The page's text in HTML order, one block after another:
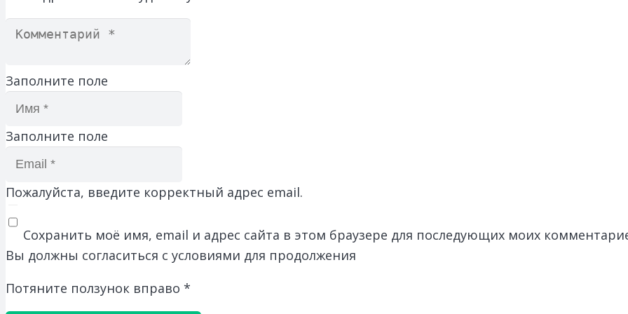
Заполните поле
Заполните поле
Пожалуйста, введите корректный адрес email.
Сохранить моё имя, email и адрес сайта в этом браузере для последующих моих
Вы должны согласиться с условиями для продолжения
Потяните ползунок вправо *